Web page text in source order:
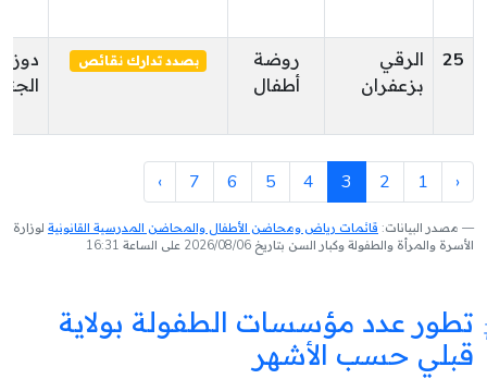
25
الرقي
بزعفران
روضة
أطفال
بصدد تدارك نقائص
دوز
‹
1
2
3
4
5
6
7
›
مصدر البيانات: قائمات رياض ومحاضن الأطفال والمحاضن المدرسية القانونية لوزارة
الأسرة والمرأة والطفولة وكبار السن بتاريخ 2026/08/06 على الساعة 16:31
تطور عدد مؤسسات الطفولة بولاية
قبلي حسب الأشهر